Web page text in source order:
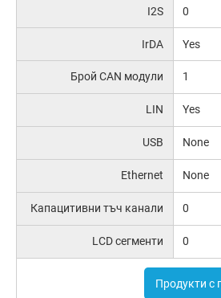
I2S 0
IrDA Yes
Брой CAN модули 1
LIN Yes
USB None
Ethernet None
Капацитивни тъч канали 0
LCD сегменти 0
Продукти с